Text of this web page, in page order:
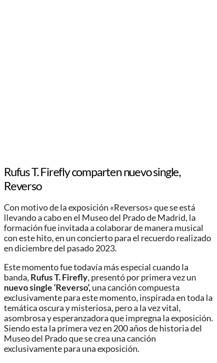
Rufus T. Firefly comparten nuevo single,
Reverso
Con motivo de la exposición «Reversos» que se está
llevando a cabo en el Museo del Prado de Madrid, la
formación fue invitada a colaborar de manera musical
con este hito, en un concierto para el recuerdo realizado
en diciembre del pasado 2023.
Este momento fue todavía más especial cuando la
banda, Rufus T. Firefly, presentó por primera vez un
nuevo single ‘Reverso’,una canción compuesta
exclusivamente para este momento, inspirada en toda la
temática oscura y misteriosa, pero a la vez vital,
asombrosa y esperanzadora que impregna la exposición.
Siendo esta la primera vez en 200 años de historia del
Museo del Prado que se crea una canción
exclusivamente para una exposición.